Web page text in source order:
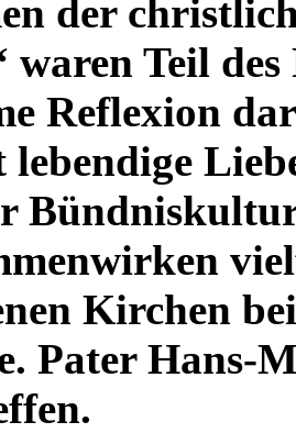
der
waren Teil
Reflexion
lebendige
Kirchen
Pater Hans-